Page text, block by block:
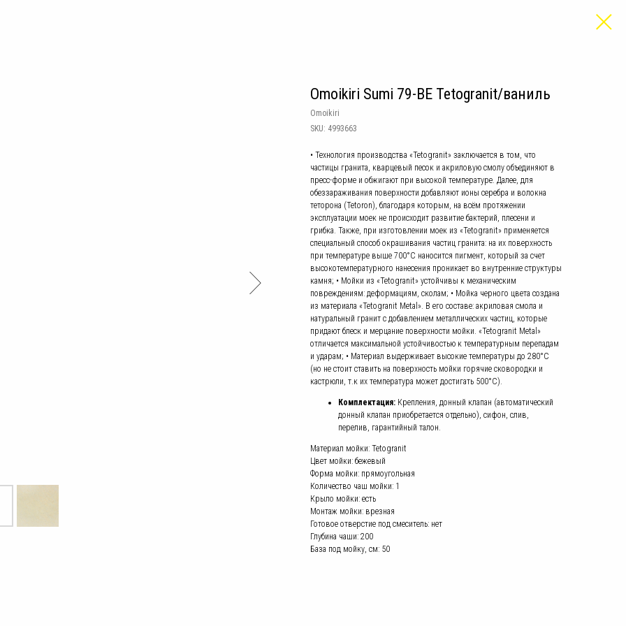
Omoikiri Sumi 79-BE Tetogranit/ваниль
Omoikiri
SKU: 4993663
• Технология производства «Tetogranit» заключается в том, что
частицы гранита, кварцевый песок и акриловую смолу объединяют в
пресс-форме и обжигают при высокой температуре. Далее, для
обеззараживания поверхности добавляют ионы серебра и волокна
теторона (Tetoron), благодаря которым, на всём протяжении
эксплуатации моек не происходит развитие бактерий, плесени и
грибка. Также, при изготовлении моек из «Tetogranit» применяется
специальный способ окрашивания частиц гранита: на их поверхность
при температуре выше 700°С наносится пигмент, который за счет
высокотемпературного нанесения проникает во внутренние структуры
камня; • Мойки из «Tetogranit» устойчивы к механическим
повреждениям: деформациям, сколам; • Мойка черного цвета создана
из материала «Tetogranit Metal». В его составе: акриловая смола и
натуральный гранит с добавлением металлических частиц, которые
придают блеск и мерцание поверхности мойки. «Tetogranit Metal»
отличается максимальной устойчивостью к температурным перепадам
и ударам; • Материал выдерживает высокие температуры до 280°С
(но не стоит ставить на поверхность мойки горячие сковородки и
кастрюли, т.к их температура может достигать 500°С).
Комплектация: Крепления, донный клапан (автоматический
донный клапан приобретается отдельно), сифон, слив,
перелив, гарантийный талон.
Материал мойки: Tetogranit
Цвет мойки: бежевый
Форма мойки: прямоугольная
Количество чаш мойки: 1
Крыло мойки: есть
Монтаж мойки: врезная
Готовое отверстие под смеситель: нет
Глубина чаши: 200
База под мойку, см: 50